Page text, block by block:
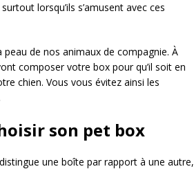
lorsqu’ils s’amusent avec ces
de nos animaux de compagnie. À
composer votre box pour qu’il soit en
chien. Vous vous évitez ainsi les
son pet box
une boîte par rapport à une autre,